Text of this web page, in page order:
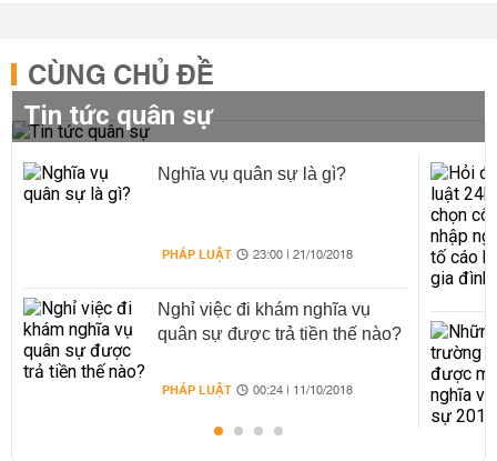
CÙNG CHỦ ĐỀ
Tin tức quân sự
Nghĩa vụ quân sự là gì?
PHÁP LUẬT 23:00 | 21/10/2018
Nghỉ việc đi khám nghĩa vụ
quân sự được trả tiền thế nào?
PHÁP LUẬT 00:24 | 11/10/2018